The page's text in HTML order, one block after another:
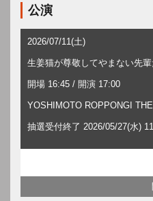
公演
2026/07/11(土)
生姜猫が尊敬してやまない先
開場 16:45 / 開演 17:00
YOSHIMOTO ROPPONGI
抽選受付終了 2026/05/27(水)